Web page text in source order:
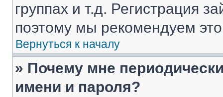
группах и т.д. Регистрация
поэтому мы рекомендуем
Вернуться к началу
» Почему мне
имени и пароля?